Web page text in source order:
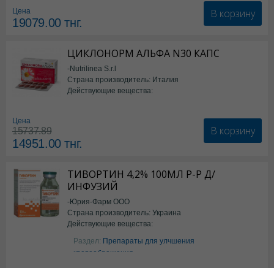
Цена
19079.00тнг.
В корзину
ЦИКЛОНОРМ АЛЬФА N30 КАПС
-Nutrilinea S.r.l
Страна производитель: Италия
Действующие вещества:
Цена
15737.89
14951.00тнг.
В корзину
ТИВОРТИН 4,2% 100МЛ Р-Р Д/
ИНФУЗИЙ
-Юрия-Фарм ООО
Страна производитель: Украина
Действующие вещества:
Аргинин
Раздел: Препараты для улчшения
кровообращения